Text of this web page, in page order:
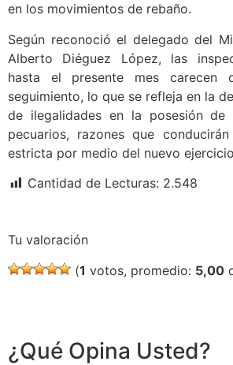
en los movimientos de rebaño.
Según reconoció el delegado del
Alberto Diéguez López, las
hasta el presente mes carecen
seguimiento, lo que se refleja en la
de ilegalidades en la posesión de
pecuarios, razones que
estricta por medio del nuevo
Cantidad de Lecturas: 2.548
Tu valoración
(1 votos, promedio: 5,00
¿Qué Opina Usted?